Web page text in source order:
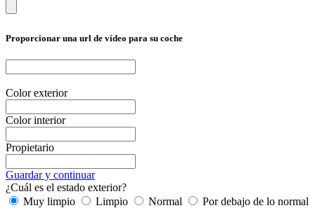
Proporcionar una url de vídeo para su coche
Color exterior
Color interior
Propietario
Guardar y continuar
¿Cuál es el estado exterior?
Muy limpio
Limpio Normal
Por debajo de lo normal